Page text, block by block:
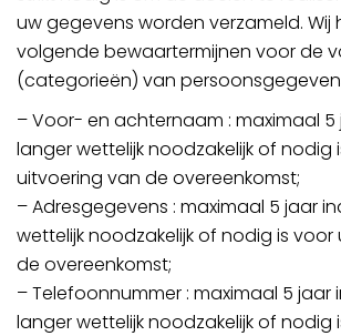
uw gegevens worden verzameld. Wij
volgende bewaartermijnen voor de
(categorieën) van
– Voor- en achternaam : maximaal 5
langer wettelijk noodzakelijk of nodig
uitvoering van de overeenkomst;
– Adresgegevens : maximaal 5 jaar
wettelijk noodzakelijk of nodig is
de overeenkomst;
– Telefoonnummer : maximaal 5 jaar
langer wettelijk noodzakelijk of nodig